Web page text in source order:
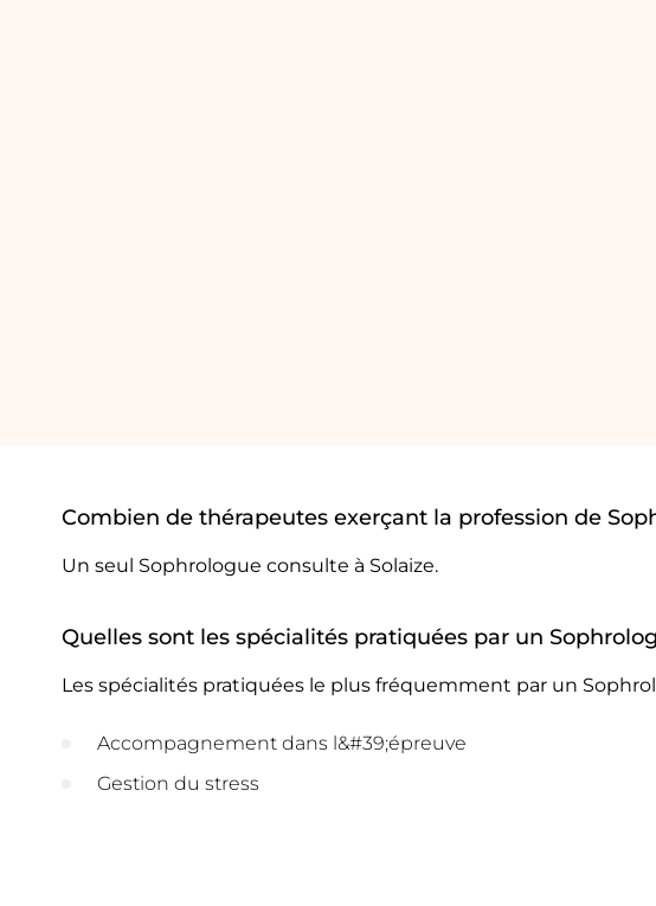
Combien de thérapeutes exerçant la profession de
Un seul Sophrologue consulte à Solaize.
Quelles sont les spécialités pratiquées par un
Les spécialités pratiquées le plus fréquemment par un
Accompagnement dans l&#39;épreuve
Gestion du stress